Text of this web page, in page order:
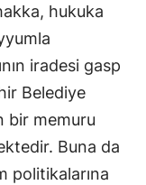
hukuka
iradesi gasp
Belediye
bir memuru
Buna da
politikalarına